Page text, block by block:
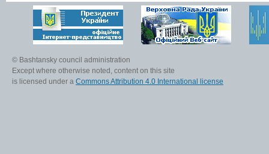
© Bashtansky council administration
Except where otherwise noted, content on this site
is licensed under a Commons Attribution 4.0 International license